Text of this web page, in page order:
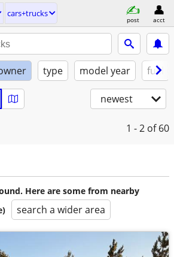
cars+trucks
post acct
type model year fuel
newest
1 - 2 of 60
Here are some from nearby
search a wider area